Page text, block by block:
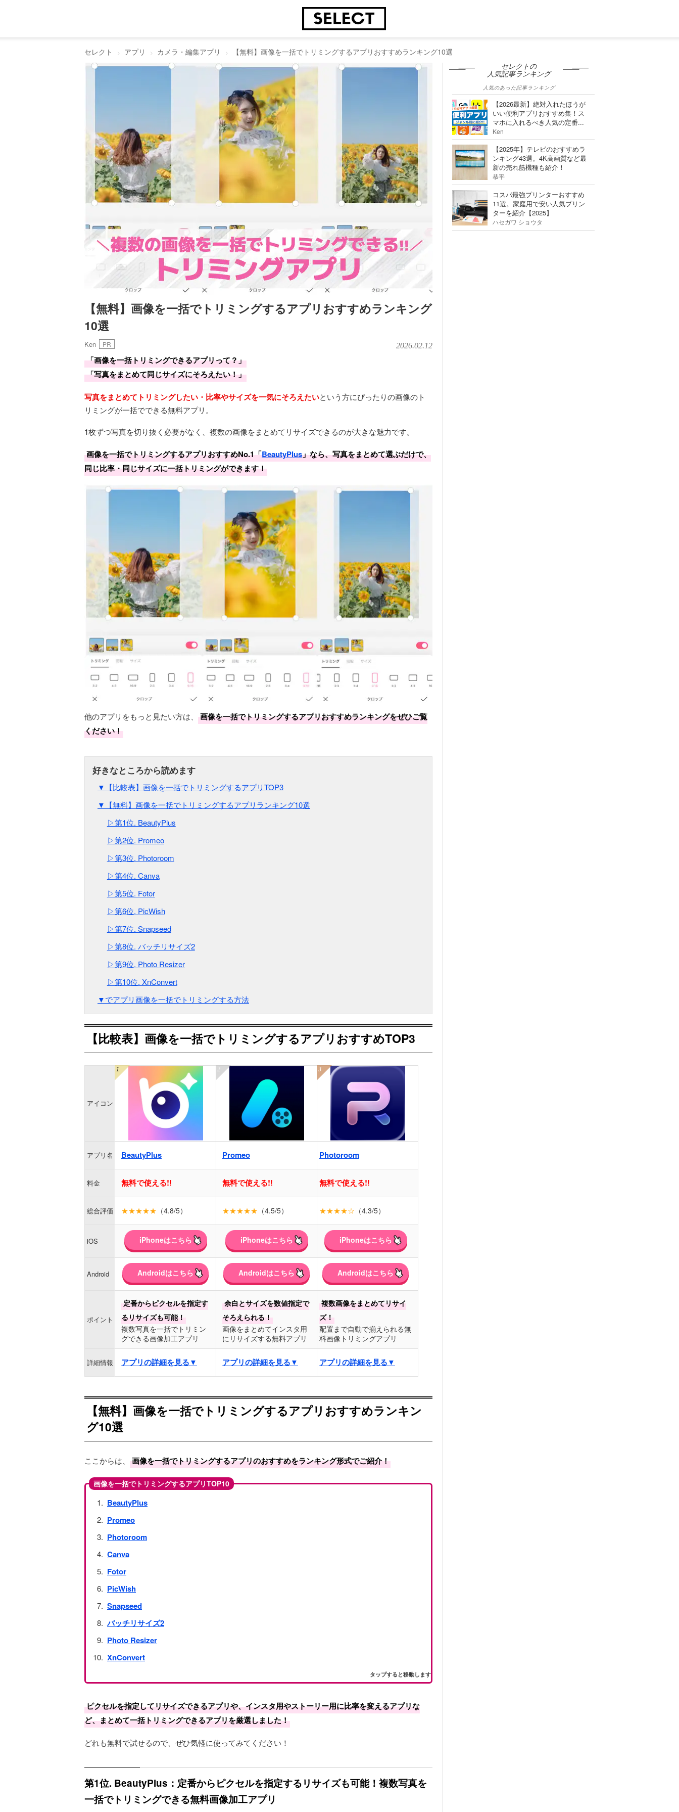
セレクト アプリ カメラ・編集アプリ 【無料】画像を一括でトリミングするアプリおすすめランキング10選
【無料】画像を一括でトリミングするアプリおすすめランキング
10選
Ken PR 2026.02.12
「画像を一括トリミングできるアプリって？」
「写真をまとめて同じサイズにそろえたい！」
写真をまとめてトリミングしたい・比率やサイズを一気にそろえたいという方にぴったりの画像のト
リミングが一括でできる無料アプリ。
1枚ずつ写真を切り抜く必要がなく、複数の画像をまとめてリサイズできるのが大きな魅力です。
画像を一括でトリミングするアプリおすすめNo.1「BeautyPlus」なら、写真をまとめて選ぶだけで、
同じ比率・同じサイズに一括トリミングができます！
他のアプリをもっと見たい方は、
画像を一括でトリミングするアプリおすすめランキングをぜひご覧
ください！
▼【比較表】画像を一括でトリミングするアプリTOP3
▼【無料】画像を一括でトリミングするアプリランキング10選
▷第1位. BeautyPlus
▷第2位. Promeo
▷第3位. Photoroom
▷第4位. Canva
▷第5位. Fotor
▷第6位. PicWish
▷第7位. Snapseed
▷第8位. バッチリサイズ2
▷第9位. Photo Resizer
▷第10位. XnConvert
▼でアプリ画像を一括でトリミングする方法
【比較表】画像を一括でトリミングするアプリおすすめTOP3
アイコン
アプリ名 BeautyPlus Promeo Photoroom
料金 無料で使える!! 無料で使える!! 無料で使える!!
総合評価 ★★★★★ （4.8/5） ★★★★★ （4.5/5） ★★★★☆ （4.3/5）
iOS iPhoneはこちら iPhoneはこちら iPhoneはこちら
Android Androidはこちら Androidはこちら Androidはこちら
ポイント
定番からピクセルを指定す
るリサイズも可能！
複数写真を一括でトリミン
グできる画像加工アプリ
余白とサイズを数値指定で
そろえられる！
画像をまとめてインスタ用
にリサイズする無料アプリ
複数画像をまとめてリサイ
ズ！
配置まで自動で揃えられる無
料画像トリミングアプリ
詳細情報 アプリの詳細を見る▼ アプリの詳細を見る▼ アプリの詳細を見る▼
【無料】画像を一括でトリミングするアプリおすすめランキン
グ10選
ここからは、 画像を一括でトリミングするアプリのおすすめをランキング形式でご紹介！
画像を一括でトリミングするアプリTOP10
BeautyPlus
Promeo
Photoroom
Canva
Fotor
PicWish
Snapseed
バッチリサイズ2
Photo Resizer
XnConvert
タップすると移動します
ピクセルを指定してリサイズできるアプリや、インスタ用やストーリー用に比率を変えるアプリな
ど、まとめて一括トリミングできるアプリを厳選しました！
どれも無料で試せるので、ぜひ気軽に使ってみてください！
第1位. BeautyPlus：定番からピクセルを指定するリサイズも可能！複数写真を
一括でトリミングできる無料画像加工アプリ
セレクトの
人気記事ランキング
人気のあった記事ランキング
【2026最新】絶対入れたほうが
いい便利アプリおすすめ集！ス
マホに入れるべき人気の定番...
Ken
【2025年】テレビのおすすめラ
ンキング43選。4K高画質など最
新の売れ筋機種も紹介！
恭平
コスパ最強プリンターおすすめ
11選。家庭用で安い人気プリン
ターを紹介【2025】
ハセガワ ショウタ